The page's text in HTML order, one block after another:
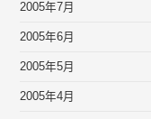
2005年7月
2005年6月
2005年5月
2005年4月